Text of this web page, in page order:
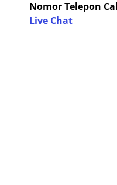
Nomor Telepon
Live Chat